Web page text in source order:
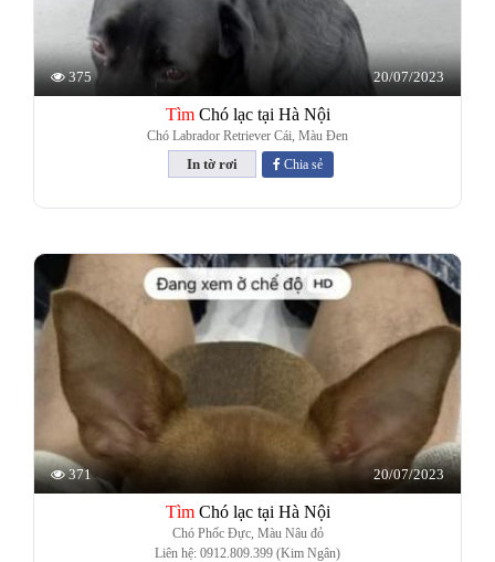
375 20/07/2023
Tìm Chó lạc tại Hà Nội
Chó Labrador Retriever Cái, Màu Đen
Chia sẻ
371 20/07/2023
Tìm Chó lạc tại Hà Nội
Chó Phốc Đực, Màu Nâu đỏ
Liên hệ: 0912.809.399 (Kim Ngân)